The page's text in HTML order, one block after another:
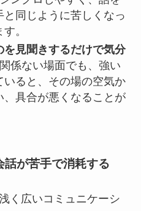
同じように苦しくなっ
。
見聞きするだけで気分
係ない場面でも、強い
ると、その場の空気か
、具合が悪くなることが
話が苦手で消耗する
く広いコミュニケーシ